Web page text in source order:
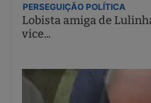
PERSEGUIÇÃO POLÍTICA
Lobista amiga de
vice...